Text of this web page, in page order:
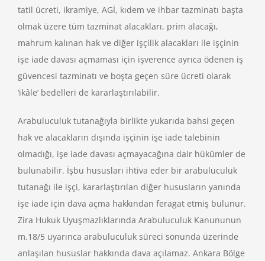
tatil ücreti, ikramiye, AGİ, kıdem ve ihbar tazminatı başta
olmak üzere tüm tazminat alacakları, prim alacağı,
mahrum kalınan hak ve diğer işçilik alacakları ile işçinin
işe iade davası açmaması için işverence ayrıca ödenen iş
güvencesi tazminatı ve boşta geçen süre ücreti olarak
‘ikâle’ bedelleri de kararlaştırılabilir.
Arabuluculuk tutanağıyla birlikte yukarıda bahsi geçen
hak ve alacakların dışında işçinin işe iade talebinin
olmadığı, işe iade davası açmayacağına dair hükümler de
bulunabilir. İşbu hususları ihtiva eder bir arabuluculuk
tutanağı ile işçi, kararlaştırılan diğer hususların yanında
işe iade için dava açma hakkından feragat etmiş bulunur.
Zira Hukuk Uyuşmazlıklarında Arabuluculuk Kanununun
m.18/5 uyarınca arabuluculuk süreci sonunda üzerinde
anlaşılan hususlar hakkında dava açılamaz. Ankara Bölge